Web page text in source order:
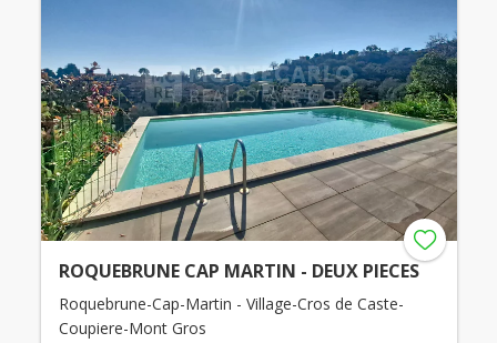
ROQUEBRUNE CAP MARTIN - DEUX PIECES
Roquebrune-Cap-Martin - Village-Cros de Caste-
Coupiere-Mont Gros